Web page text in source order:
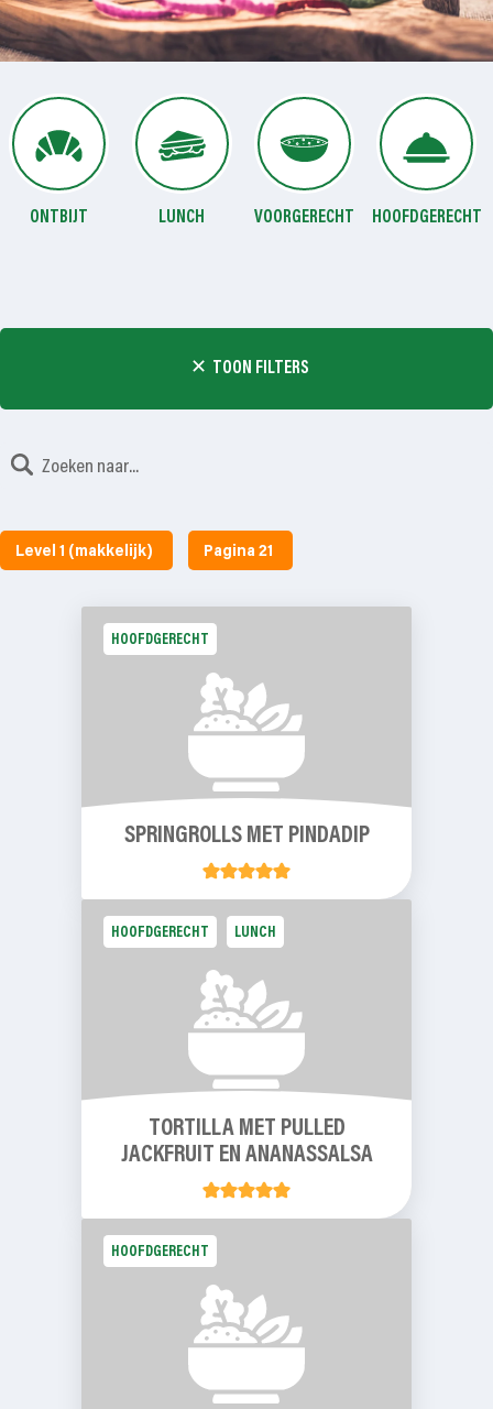
ONTBIJT LUNCH VOORGERECHT HOOFDGERECHT
TOON FILTERS
Level 1 (makkelijk) Pagina 21
HOOFDGERECHT
SPRINGROLLS MET PINDADIP
HOOFDGERECHT LUNCH
TORTILLA MET PULLED
JACKFRUIT EN ANANASSALSA
HOOFDGERECHT